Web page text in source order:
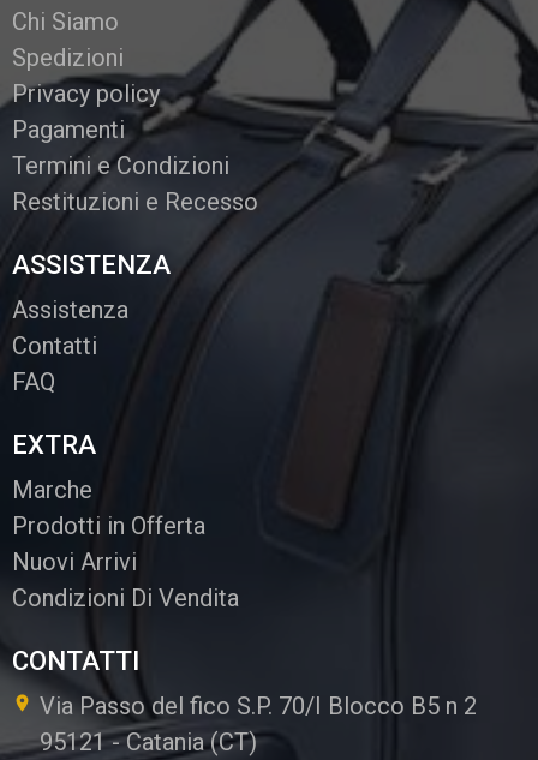
Chi Siamo
Spedizioni
Privacy policy
Pagamenti
Termini e Condizioni
Restituzioni e Recesso
ASSISTENZA
Assistenza
Contatti
FAQ
EXTRA
Marche
Prodotti in Offerta
Nuovi Arrivi
Condizioni Di Vendita
CONTATTI
Via Passo del fico S.P. 70/I Blocco B5 n 2
95121-Catania (CT)